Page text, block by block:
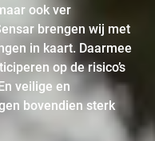
ook ver
brengen wij met
in kaart. Daarmee
op de risico’s
veilige en
bovendien sterk